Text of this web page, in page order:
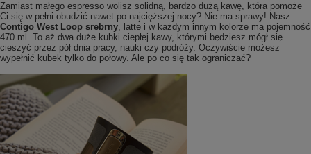
Zamiast małego espresso wolisz solidną, bardzo dużą kawę, która pomoże
Ci się w pełni obudzić nawet po najcięższej nocy? Nie ma sprawy! Nasz
Contigo West Loop srebrny, latte i w każdym innym kolorze ma pojemność
470 ml. To aż dwa duże kubki ciepłej kawy, którymi będziesz mógł się
cieszyć przez pół dnia pracy, nauki czy podróży. Oczywiście możesz
wypełnić kubek tylko do połowy. Ale po co się tak ograniczać?